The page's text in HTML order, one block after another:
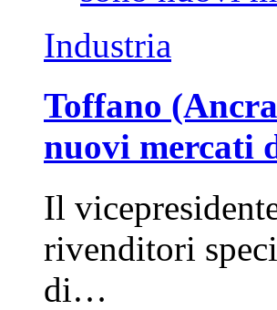
Industria
Toffano
nuovi mercati
Il
rivenditori
di…